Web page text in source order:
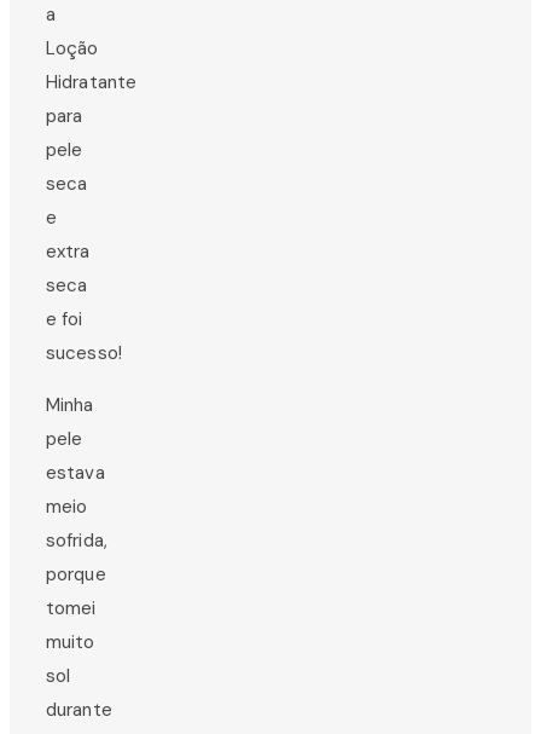
a
Loção
Hidratante
para
pele
seca
e
extra
seca
e foi
sucesso!
Minha
pele
estava
meio
sofrida,
porque
tomei
muito
sol
durante